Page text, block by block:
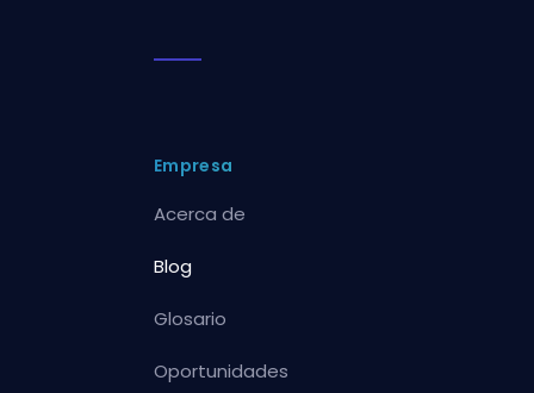
Empresa
Acerca de
Blog
Glosario
Oportunidades